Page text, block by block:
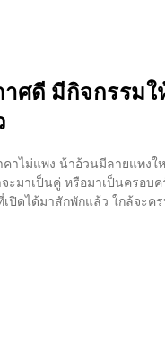
ศดี มีกิจกรรม
าไม่แพง น้าอ้วนมีลายแทงใ
มาเป็นคู่ หรือมาเป็นครอบค
ปิดได้มาสักพักแล้ว ใกล้จะค